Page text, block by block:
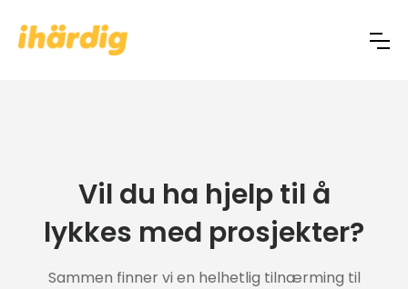
Vil du ha hjelp til å
lykkes med prosjekter?
Sammen finner vi en helhetlig tilnærming til